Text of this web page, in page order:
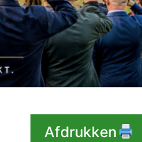
Afdrukken